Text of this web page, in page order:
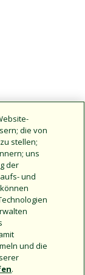
die von
stellen;
uns
der
und
und die
.